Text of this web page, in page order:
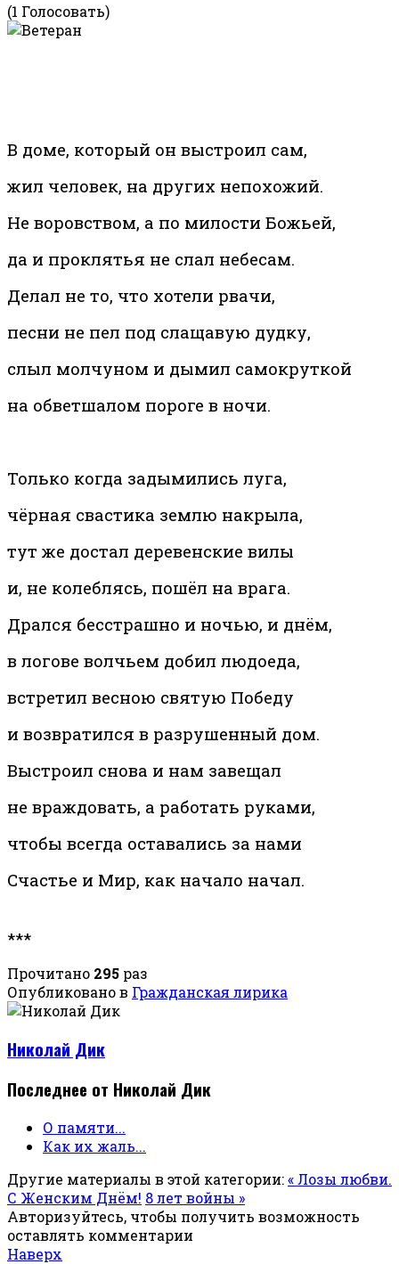
(1 Голосовать)
В доме, который он выстроил сам,
жил человек, на других непохожий.
Не воровством, а по милости Божьей,
да и проклятья не слал небесам.
Делал не то, что хотели рвачи,
песни не пел под слащавую дудку,
слыл молчуном и дымил самокруткой
на обветшалом пороге в ночи.
Только когда задымились луга,
чёрная свастика землю накрыла,
тут же достал деревенские вилы
и, не колеблясь, пошёл на врага.
Дрался бесстрашно и ночью, и днём,
в логове волчьем добил людоеда,
встретил весною святую Победу
и возвратился в разрушенный дом.
Выстроил снова и нам завещал
не враждовать, а работать руками,
чтобы всегда оставались за нами
Счастье и Мир, как начало начал.
***
Прочитано 295 раз
Опубликовано в Гражданская лирика
Николай Дик
Последнее от Николай Дик
О памяти...
Как их жаль...
Другие материалы в этой категории:« Лозы любви.
С Женским Днём! 8 лет войны »
Авторизуйтесь, чтобы получить возможность
оставлять комментарии
Наверх